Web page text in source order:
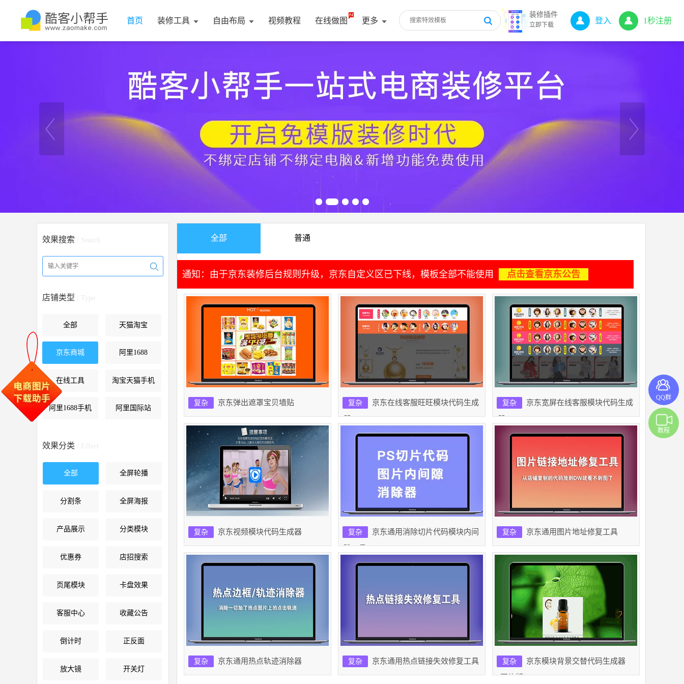
首页 装修工具 自由布局 视频教程 在线做图 更多 登入 1秒注册
装修插件
立即下载
效果搜索 / Search
店铺类型 / Type
全部 天猫淘宝
京东商城 阿里1688
在线工具 淘宝天猫手机
阿里1688手机 阿里国际站
效果分类 / Effect
全部 全屏轮播
分割条 全屏海报
产品展示 分类模块
优惠券 店招搜索
页尾模块 卡盘效果
客服中心 收藏公告
倒计时 正反面
放大镜 开关灯
全部 普通
通知：由于京东装修后台规则升级，京东自定义区已下线，模板全部不能使用 点击查看京东公告
复杂 京东弹出遮罩宝贝墙贴 复杂
京东在线客服旺旺模块代码生成
器
复杂
京东宽屏在线客服模块代码生成
器
复杂 京东视频模块代码生成器 复杂
京东通用消除切片代码模块内间
隙工具
复杂 京东通用图片地址修复工具
复杂 京东通用热点轨迹消除器 复杂 京东通用热点链接失效修复工具 复杂
京东模块背景交替代码生成器
[图片版]
QQ群
教程